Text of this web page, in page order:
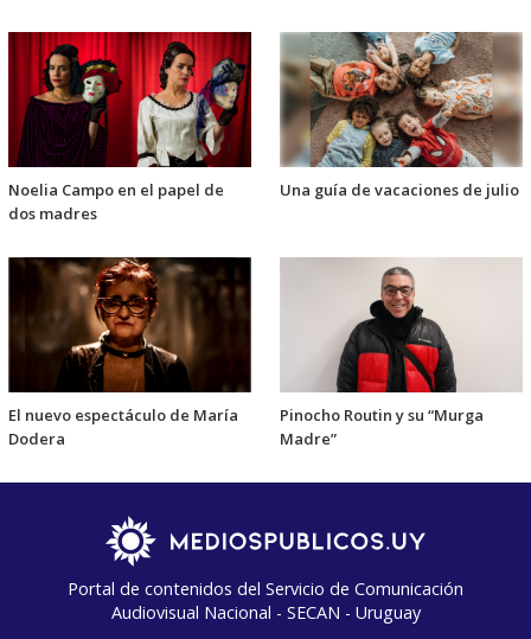
Noelia Campo en el papel de
dos madres
Una guía de vacaciones de julio
El nuevo espectáculo de María
Dodera
Pinocho Routin y su “Murga
Madre”
Portal de contenidos del Servicio de Comunicación
Audiovisual Nacional - SECAN - Uruguay